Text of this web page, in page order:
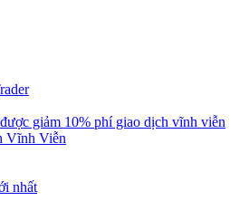
giảm 10% phí giao dịch vĩnh viễn
Vĩnh Viễn
nhất